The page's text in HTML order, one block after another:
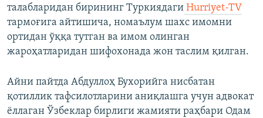
талабларидан бирининг Туркиядаги Hurriyet-TV
тармоғига айтишича, номаълум шахс имомни
ортидан ўққа тутган ва имом олинган
жароҳатларидан шифохонада жон таслим қилган.
Айни пайтда Абдуллоҳ Бухорийга нисбатан
қотиллик тафсилотларини аниқлашга учун адвокат
ёллаган Ўзбеклар бирлиги жамияти раҳбари Одам